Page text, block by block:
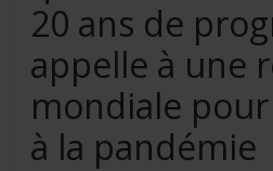
20 ans de
appelle à une
mondiale
à la pandémie